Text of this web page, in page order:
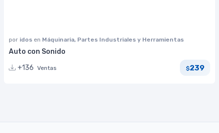
por idos en Máquinaria, Partes Industriales y Herramientas
Auto con Sonido
+136 Ventas $239